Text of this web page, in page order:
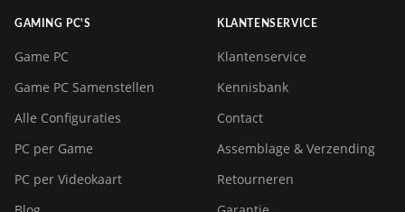
GAMING PC'S
Game PC
Game PC Samenstellen
Alle Configuraties
PC per Game
PC per Videokaart
KLANTENSERVICE
Klantenservice
Kennisbank
Contact
Assemblage & Verzending
Retourneren